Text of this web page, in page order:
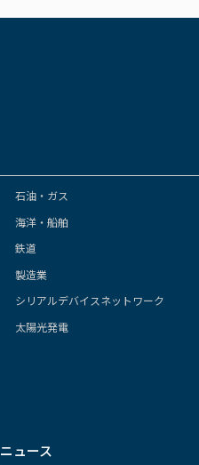
石油・ガス
海洋・船舶
鉄道
製造業
シリアルデバイスネットワーク
太陽光発電
ニュース